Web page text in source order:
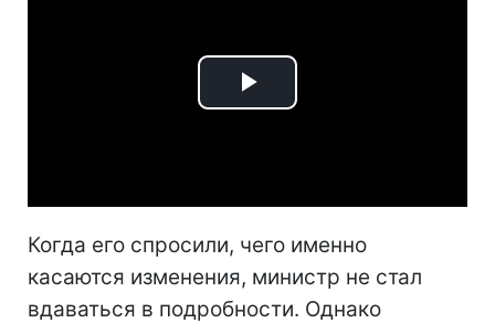
Play
Когда его спросили, чего именно
касаются изменения, министр не стал
вдаваться в подробности. Однако